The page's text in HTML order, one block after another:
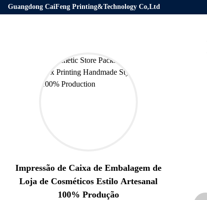
Guangdong CaiFeng Printing&Technology Co,Ltd
Impressão de Caixa de Embalagem de
Loja de Cosméticos Estilo Artesanal
100% Produção